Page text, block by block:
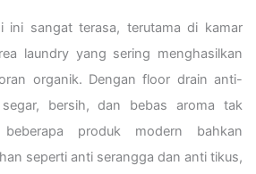
ini sangat terasa, terutama di kamar
laundry yang sering menghasilkan
organik. Dengan floor drain anti-
bersih, dan bebas aroma tak
produk modern bahkan
seperti anti serangga dan anti tikus,